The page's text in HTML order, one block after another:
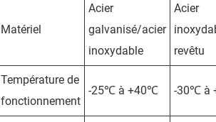
Matériel
Acier
galvanisé/acier
inoxydable
Acier
revêtu
Température de
fonctionnement
-25℃ à +40℃ -30℃ à